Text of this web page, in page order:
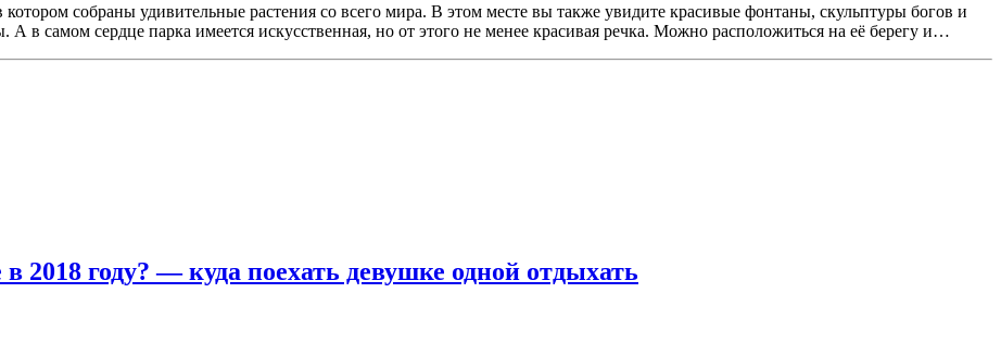
собраны удивительные растения со всего мира. В этом месте вы также увидите красивые фонтаны, скульптуры богов и
в самом сердце парка имеется искусственная, но от этого не менее красивая речка. Можно расположиться на её берегу и…
2018 году? — куда поехать девушке одной отдыхать